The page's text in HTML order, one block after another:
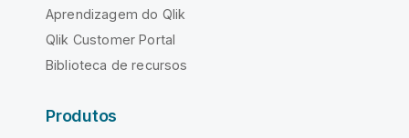
Aprendizagem do Qlik
Qlik Customer Portal
Biblioteca de recursos
Produtos